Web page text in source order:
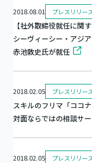
2018.08.01 プレスリリース
【社外取締役就任に関
シーヴィーシー・アジ
赤池敦史氏が就任
2018.02.05 プレスリリース
スキルのフリマ「ココ
対面ならではの相談サ
2018.02.05 プレスリリース